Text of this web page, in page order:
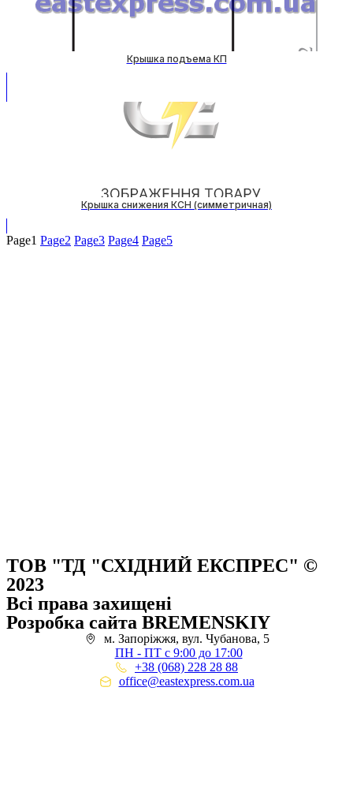
Крышка подъема КП
Крышка снижения КСН (симметричная)
Page1 Page2 Page3 Page4 Page5
ТОВ "ТД "СХІДНИЙ ЕКСПРЕС" ©
2023
Всі права захищені
Розробка сайта BREMENSKIY
м. Запоріжжя, вул. Чубанова, 5
ПН - ПТ с 9:00 до 17:00
+38 (068) 228 28 88
office@eastexpress.com.ua